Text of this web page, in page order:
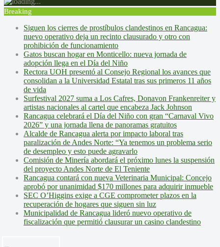
Breaking
Siguen los cierres de prostíbulos clandestinos en Rancagua:
nuevo operativo deja un recinto clausurado y otro con
prohibición de funcionamiento
Gatos buscan hogar en Monticello: nueva jornada de
adopción llega en el Día del Niño
Rectora UOH presentó al Consejo Regional los avances que
consolidan a la Universidad Estatal tras sus primeros 11 años
de vida
Surfestival 2027 suma a Los Cafres, Donavon Frankenreiter y
artistas nacionales al cartel que encabeza Jack Johnson
Rancagua celebrará el Día del Niño con gran “Carnaval Vivo
2026” y una jornada llena de panoramas gratuitos
Alcalde de Rancagua alerta por impacto laboral tras
paralización de Andes Norte: “Ya tenemos un problema serio
de desempleo y esto puede agravarlo
Comisión de Minería abordará el próximo lunes la suspensión
del proyecto Andes Norte de El Teniente
Rancagua contará con nueva Veterinaria Municipal: Concejo
aprobó por unanimidad $170 millones para adquirir inmueble
SEC O’Higgins exige a CGE comprometer plazos en la
recuperación de hogares que siguen sin luz
Municipalidad de Rancagua lideró nuevo operativo de
fiscalización que permitió clausurar un casino clandestino